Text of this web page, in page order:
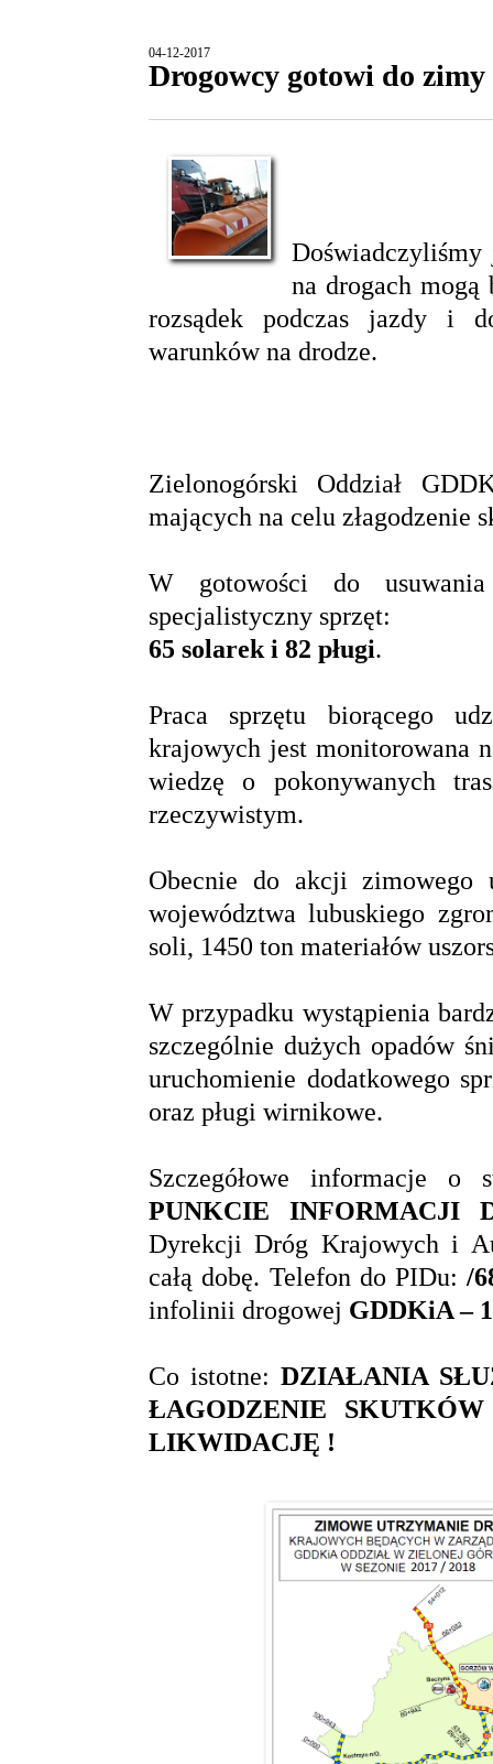
04-12-2017
Drogowcy gotowi do zimy
Doświadczyliśmy
na drogach
rozsądek podczas jazdy i
warunków na drodze.
Zielonogórski Oddział
mających na celu złagodzenie
W gotowości do
specjalistyczny sprzęt:
65 solarek i 82 pługi.
Praca sprzętu biorącego
krajowych jest monitorowana
wiedzę o pokonywanych
rzeczywistym.
Obecnie do akcji zimowego
województwa lubuskiego
soli, 1450 ton materiałów
W przypadku wystąpienia
szczególnie dużych opadów
uruchomienie dodatkowego
oraz pługi wirnikowe.
Szczegółowe informacje
PUNKCIE INFORMACJI
Dyrekcji Dróg Krajowych i
całą dobę. Telefon do PIDu:/
infolinii drogowej GDDKiA –
Co istotne:DZIAŁANIA
ŁAGODZENIE
LIKWIDACJĘ !